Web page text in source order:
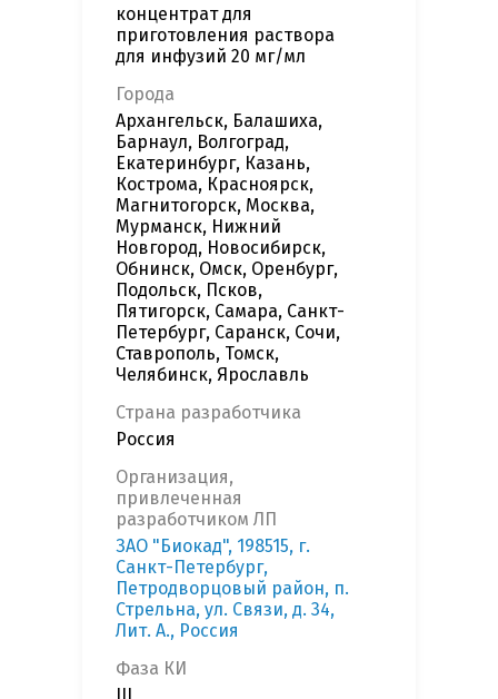
концентрат для
приготовления раствора
для инфузий 20 мг/мл
Города
Архангельск, Балашиха,
Барнаул, Волгоград,
Екатеринбург, Казань,
Кострома, Красноярск,
Магнитогорск, Москва,
Мурманск, Нижний
Новгород, Новосибирск,
Обнинск, Омск, Оренбург,
Подольск, Псков,
Пятигорск, Самара, Санкт-
Петербург, Саранск, Сочи,
Ставрополь, Томск,
Челябинск, Ярославль
Страна разработчика
Россия
Организация,
привлеченная
разработчиком ЛП
ЗАО "Биокад", 198515, г.
Санкт-Петербург,
Петродворцовый район, п.
Стрельна, ул. Связи, д. 34,
Лит. А., Россия
Фаза КИ